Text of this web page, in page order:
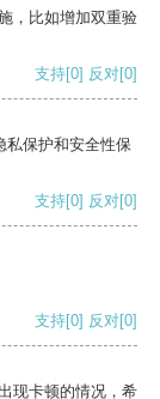
，比如增加双重验
支持[0] 反对[0]
私保护和安全性保
支持[0] 反对[0]
支持[0] 反对[0]
现卡顿的情况，希